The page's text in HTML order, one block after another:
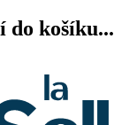
do košíku...